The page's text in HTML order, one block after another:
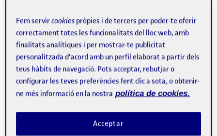
5a implementació
Títol de l’entrada
Memòria i concentració (dimarts 07/01/25)
Durant la segona setmana de gener, he continuat amb
l’execució i posada en pràctica de les activitats que he
proposat a l’anterior repte. En cada sessió els infants i
adolescents han sigut diferents, cosa que m’ha ajudat a
adaptar-me a les seves particularitats i necessitats. Cada
vegada estic més satisfeta amb el meu aprenentatge i
Fem servircookies pròpies i de tercers per poder-te oferir
correctament totes les funcionalitats del lloc web, amb
finalitats analítiques i per mostrar-te publicitat
personalitzada d'acord amb un perfil elaborat a partir dels
teus hàbits de navegació. Pots acceptar, rebutjar o
configurar les teves preferències fent clic a sota, o obtenir-
ne més informació en la nostra política de cookies.
Acceptar